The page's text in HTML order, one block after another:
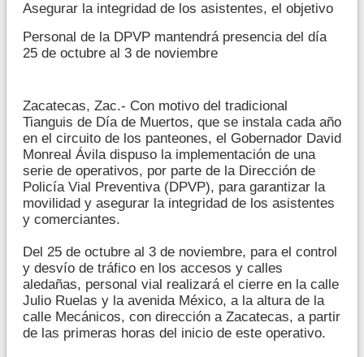
Asegurar la integridad de los asistentes, el objetivo
Personal de la DPVP mantendrá presencia del día
25 de octubre al 3 de noviembre
Zacatecas, Zac.- Con motivo del tradicional
Tianguis de Día de Muertos, que se instala cada año
en el circuito de los panteones, el Gobernador David
Monreal Ávila dispuso la implementación de una
serie de operativos, por parte de la Dirección de
Policía Vial Preventiva (DPVP), para garantizar la
movilidad y asegurar la integridad de los asistentes
y comerciantes.
Del 25 de octubre al 3 de noviembre, para el control
y desvío de tráfico en los accesos y calles
aledañas, personal vial realizará el cierre en la calle
Julio Ruelas y la avenida México, a la altura de la
calle Mecánicos, con dirección a Zacatecas, a partir
de las primeras horas del inicio de este operativo.